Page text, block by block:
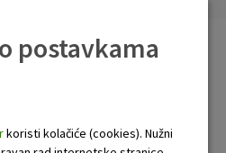
postavkama
koristi kolačiće (cookies). Nužni